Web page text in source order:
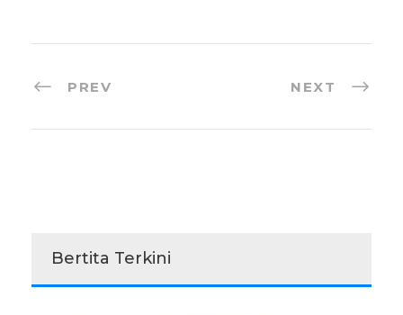
PREV NEXT
Bertita Terkini